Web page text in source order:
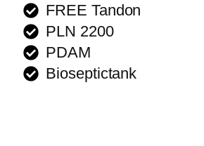
FREE Tandon
PLN 2200
PDAM
Bioseptictank